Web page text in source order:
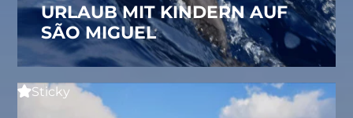
URLAUB MIT KINDERN AUF
SÃO MIGUEL
Sticky